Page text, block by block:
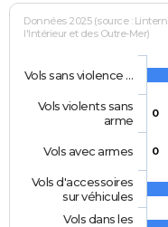
Données 2025 (source :
l'Intérieur et des Outre-Mer)
0
0
Vols sans violence …
Vols violents sans
arme
Vols avec armes
Vols d'accessoires
sur véhicules
Vols dans les